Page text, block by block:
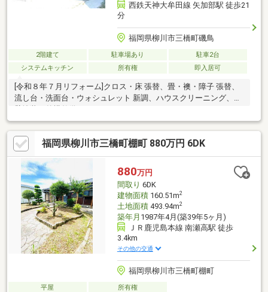
西鉄天神大牟田線 矢加部駅 徒歩21
分
福岡県柳川市三橋町磯鳥
2階建て 駐車場あり
駐車2台
システムキッチン
所有権 即入居可
[令和８年７月リフォーム]クロス・床 張替、畳・襖・障子 張替、
流し台・洗面台・ウォシュレット 新調、ハウスクリーニング、外
福岡県柳川市三橋町棚町 880万円 6DK
880万円
間取り 6DK
建物面積160.51m2
土地面積493.94m2
築年月 1987年4月(築39年5ヶ月)
ＪＲ鹿児島本線 南瀬高駅 徒歩
3.4km
その他の交通
福岡県柳川市三橋町棚町
平屋 所有権